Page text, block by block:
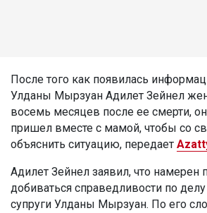
После того как появилась
Улданы Мырзуан Адилет Зейнел
восемь месяцев после ее смерти,
пришел вместе с мамой, чтобы со
объяснить ситуацию, передает
Адилет Зейнел заявил, что намерен
добиваться справедливости по
супруги Улданы Мырзуан. По его